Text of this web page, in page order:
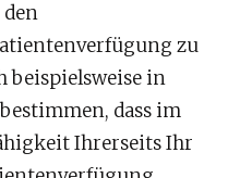
zu
beispielsweise in
dass im
Ihrerseits Ihr